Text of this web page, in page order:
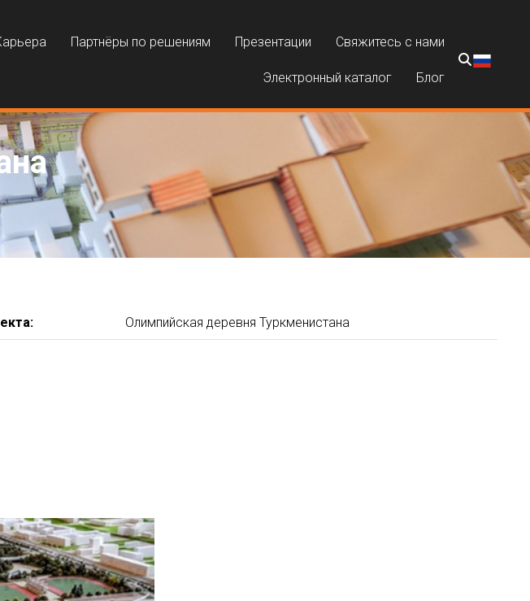
Партнёры по решениям Презентации Свяжитесь с нами
Электронный каталог Блог
Олимпийская деревня Туркменистана